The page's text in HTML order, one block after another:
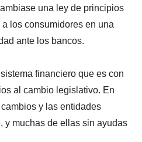
una ley de principios
los consumidores en una
ante los bancos.
financiero que es con
al cambio legislativo. En
y las entidades
y muchas de ellas sin ayudas